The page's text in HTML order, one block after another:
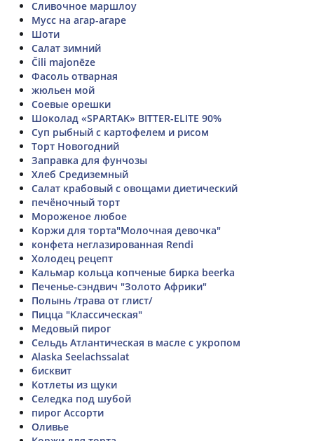
Сливочное маршлоу
Мусс на агар-агаре
Шоти
Салат зимний
Čili majonēze
Фасоль отварная
жюльен мой
Соевые орешки
Шоколад «SPARTAK» BITTER-ELITE 90%
Суп рыбный с картофелем и рисом
Торт Новогодний
Заправка для фунчозы
Хлеб Средиземный
Салат крабовый с овощами диетический
печёночный торт
Мороженое любое
Коржи для торта"Молочная девочка"
конфета неглазированная Rendi
Холодец рецепт
Кальмар кольца копченые бирка beerka
Печенье-сэндвич "Золото Африки"
Полынь /трава от глист/
Пицца "Классическая"
Медовый пирог
Сельдь Атлантическая в масле с укропом
Alaska Seelachssalat
бисквит
Котлеты из щуки
Селедка под шубой
пирог Ассорти
Оливье